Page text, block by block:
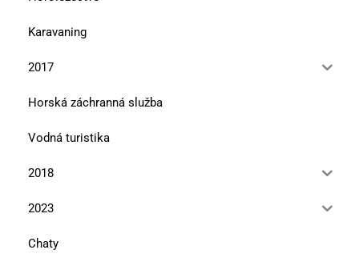
Karavaning
2017
Horská záchranná služba
Vodná turistika
2018
2023
Chaty